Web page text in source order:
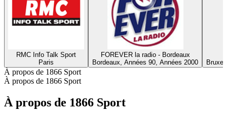
RMC Info Talk Sport
Paris
FOREVER la radio - Bordeaux
Bordeaux, Années 90, Années 2000
À propos de 1866 Sport
À propos de 1866 Sport
À propos de 1866 Sport